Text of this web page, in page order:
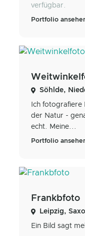
verfügbar.
Portfolio
Söhlde,
Ich fotografiere
der Natur -
echt. Meine...
Portfolio
Frankbfoto
Leipzig,
Ein Bild sagt